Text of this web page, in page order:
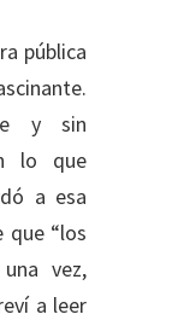
pública
y sin
lo que
a esa
que “los
vez,
a leer